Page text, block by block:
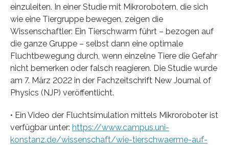
einzuleiten. In einer Studie mit Mikrorobotern, die sich
wie eine Tiergruppe bewegen, zeigen die
Wissenschaftler: Ein Tierschwarm führt – bezogen auf
die ganze Gruppe – selbst dann eine optimale
Fluchtbewegung durch, wenn einzelne Tiere die Gefahr
nicht bemerken oder falsch reagieren. Die Studie wurde
am 7. März 2022 in der Fachzeitschrift New Journal of
Physics (NJP) veröffentlicht.
• Ein Video der Fluchtsimulation mittels Mikroroboter ist
verfügbar unter: https://www.campus.uni-
konstanz.de/wissenschaft/wie-tierschwaerme-auf-